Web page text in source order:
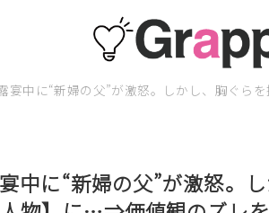
宴中に“新婦の父”が激怒。しかし、胸ぐ
中に“新婦の父”が激怒。